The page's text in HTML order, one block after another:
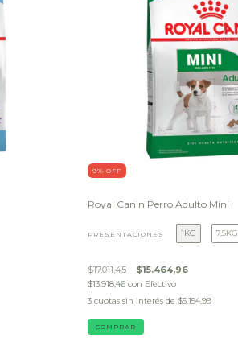
9% OFF
Royal Canin Perro Adulto Mini
PRESENTACIONES 1KG 7,5KG
$17.011,45 $15.464,96
$13.918,46 con Efectivo
3 cuotas sin interés de $5.154,99
COMPRAR